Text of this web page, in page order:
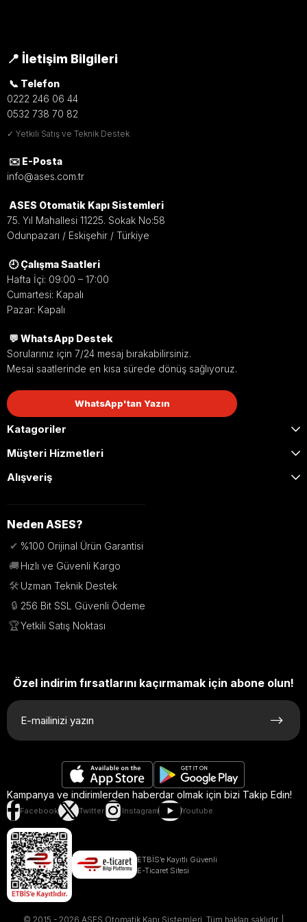
📍 İletişim Bilgileri
📞 Telefon
0222 246 06 44
0532 738 70 82
✓ Yetkili Satış ve Teknik Destek
✉️ E-Posta
info@ases.com.tr
ASES Otomatik Kapı Sistemleri
75. Yıl Mahallesi 11225. Sokak No:58
Odunpazarı / Eskişehir / Türkiye
🕘 Çalışma Saatleri
Hafta İçi: 09:00 – 17:00
Cumartesi: Kapalı
Pazar: Kapalı
💬 WhatsApp Destek
Sorularınız için 7/24 mesaj bırakabilirsiniz.
Mesai saatlerinde en kısa sürede dönüş sağlıyoruz.
WhatsApp'tan Yazın
Katagoriler
Müşteri Hizmetleri
Alışveriş
Neden ASES?
✔ %100 Orijinal Ürün Garantisi
🚚 Hızlı ve Güvenli Kargo
🛠️ Uzman Teknik Destek
🔒 256 Bit SSL Güvenli Ödeme
🏆Yetkili Satış Noktası
Özel indirim fırsatlarını kaçırmamak için abone olun!
Kampanya ve indirimlerden haberdar olmak için bizi Takip Edin!
Facebook Twitter Instagram Youtube
ETBİS’e Kayıtlı Güvenli
E-Ticaret Sitesi
© 2015 - 2026 ASES Otomatik Kapı Sistemleri. Tüm hakları saklıdır. |